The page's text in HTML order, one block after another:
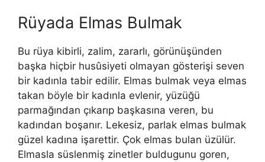
Rüyada Elmas Bulmak
Bu rüya kibirli, zalim, za­rarlı, görünüşünden
başka hiçbir husûsiyeti olmayan gösterişi seven
bir kadınla tabir edilir. Elmas bulmak veya elmas
takan böyle bir kadınla evlenir, yüzüğü
parmağından çıkarıp başkasına veren, bu
kadından boşanır. Lekesiz, parlak elmas bulmak
güzel kadına işarettir. Çok elmas bulan üzülür.
Elmasla süslenmiş zinetler buldugunu goren,